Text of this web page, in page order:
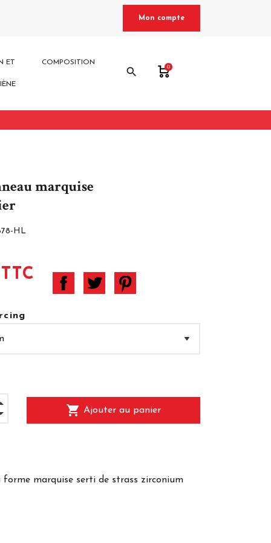
Mon compte
ET COMPOSITION
search 0
marquise
HL
shopping_cart Ajouter au panier
forme marquise serti de strass zirconium